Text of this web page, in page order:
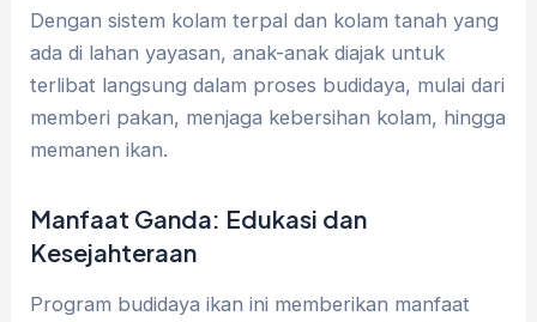
Dengan sistem kolam terpal dan kolam tanah yang
ada di lahan yayasan, anak-anak diajak untuk
terlibat langsung dalam proses budidaya, mulai dari
memberi pakan, menjaga kebersihan kolam, hingga
memanen ikan.
Manfaat Ganda: Edukasi dan
Kesejahteraan
Program budidaya ikan ini memberikan manfaat